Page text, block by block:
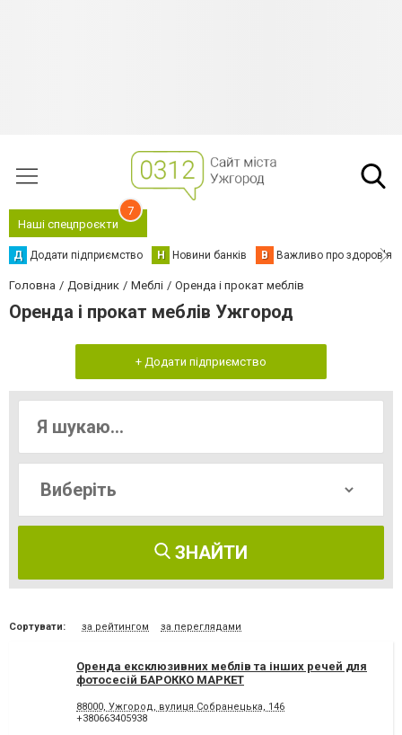
Наші спецпроєкти
7
Д Додати підприємство Н Новини банків В Важливо про здоров'я
Головна Довідник Меблі Оренда і прокат меблів
Оренда і прокат меблів Ужгород
+ Додати підприємство
ЗНАЙТИ
Сортувати: за рейтингом за переглядами
Оренда ексклюзивних меблів та інших речей для
фотосесій БАРОККО МАРКЕТ
88000, Ужгород, вулиця Собранецька, 146
+380663405938